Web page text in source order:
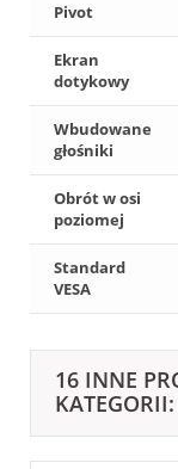
Pivot
Ekran
dotykowy
Wbudowane
głośniki
Obrót w osi
poziomej
Standard
VESA
16 INNE
KATEGORII: